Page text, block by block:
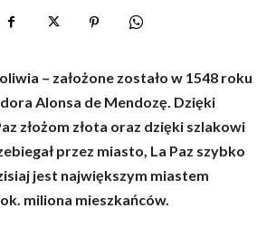
– założone zostało w 1548 roku
Alonsa de Mendozę. Dzięki
złożom złota oraz dzięki szlakowi
przez miasto, La Paz szybko
jest największym miastem
miliona mieszkańców.